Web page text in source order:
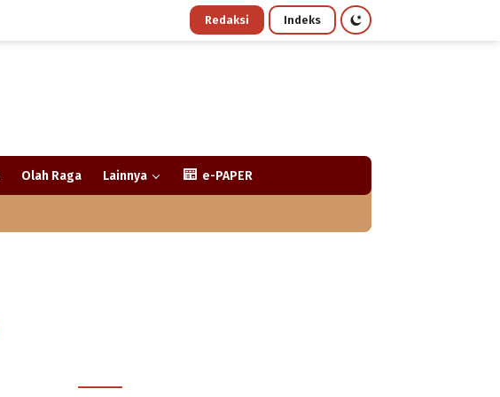
Redaksi Indeks
Olah Raga Lainnya e-PAPER